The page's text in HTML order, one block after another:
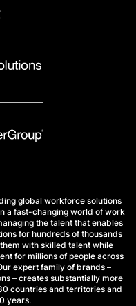
global workforce solutions
a fast-changing world of work
the talent that enables
for hundreds of thousands
with skilled talent while
for millions of people across
expert family of brands –
– creates substantially more
countries and territories and
years.